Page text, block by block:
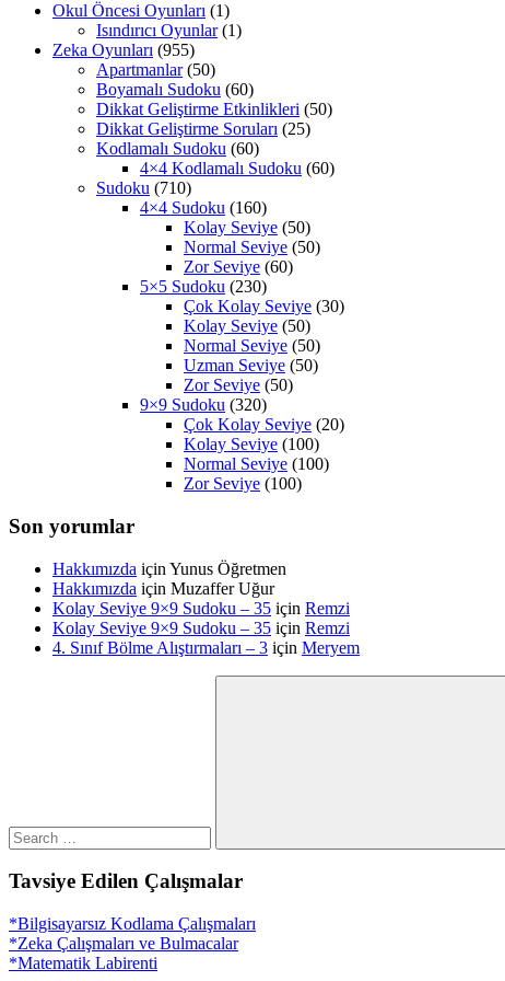
Okul Öncesi Oyunları (1)
Isındırıcı Oyunlar(1)
Zeka Oyunları (955)
Apartmanlar(50)
Boyamalı Sudoku (60)
Dikkat Geliştirme Etkinlikleri (50)
Dikkat Geliştirme Soruları (25)
Kodlamalı Sudoku (60)
4×4 Kodlamalı Sudoku (60)
Sudoku (710)
4×4 Sudoku (160)
Kolay Seviye (50)
Normal Seviye (50)
Zor Seviye (60)
5×5 Sudoku (230)
Çok Kolay Seviye (30)
Kolay Seviye (50)
Normal Seviye (50)
Uzman Seviye (50)
Zor Seviye (50)
9×9 Sudoku (320)
Çok Kolay Seviye (20)
Kolay Seviye (100)
Normal Seviye (100)
Zor Seviye (100)
Son yorumlar
Hakkımızda için Yunus Öğretmen
Hakkımızda için Muzaffer Uğur
Kolay Seviye 9×9 Sudoku – 35 için Remzi
Kolay Seviye 9×9 Sudoku – 35 için Remzi
4. Sınıf Bölme Alıştırmaları – 3 için Meryem
Search
Tavsiye Edilen Çalışmalar
*Bilgisayarsız Kodlama Çalışmaları
*Zeka Çalışmaları ve Bulmacalar
*Matematik Labirenti